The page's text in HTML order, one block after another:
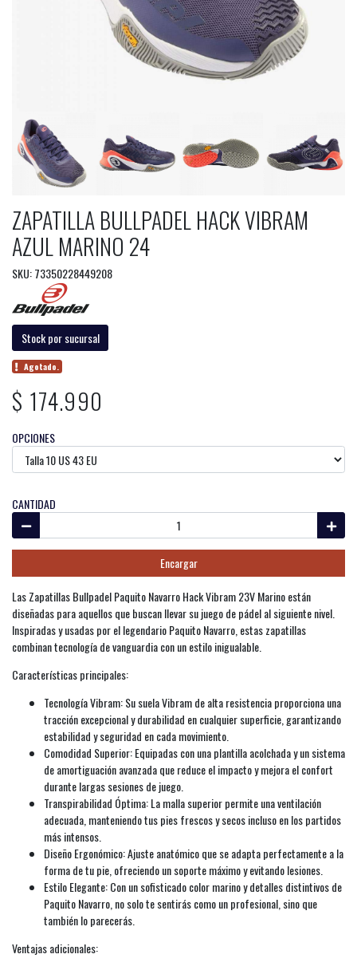
ZAPATILLA BULLPADEL HACK VIBRAM
AZUL MARINO 24
SKU: 73350228449208
Stock por sucursal
Agotado.
$ 174.990
OPCIONES
CANTIDAD
Encargar
Las Zapatillas Bullpadel Paquito Navarro Hack Vibram 23V Marino están
diseñadas para aquellos que buscan llevar su juego de pádel al siguiente nivel.
Inspiradas y usadas por el legendario Paquito Navarro, estas zapatillas
combinan tecnología de vanguardia con un estilo inigualable.
Características principales:
Tecnología Vibram: Su suela Vibram de alta resistencia proporciona una
tracción excepcional y durabilidad en cualquier superficie, garantizando
estabilidad y seguridad en cada movimiento.
Comodidad Superior: Equipadas con una plantilla acolchada y un sistema
de amortiguación avanzada que reduce el impacto y mejora el confort
durante largas sesiones de juego.
Transpirabilidad Óptima: La malla superior permite una ventilación
adecuada, manteniendo tus pies frescos y secos incluso en los partidos
más intensos.
Diseño Ergonómico: Ajuste anatómico que se adapta perfectamente a la
forma de tu pie, ofreciendo un soporte máximo y evitando lesiones.
Estilo Elegante: Con un sofisticado color marino y detalles distintivos de
Paquito Navarro, no solo te sentirás como un profesional, sino que
también lo parecerás.
Ventajas adicionales: